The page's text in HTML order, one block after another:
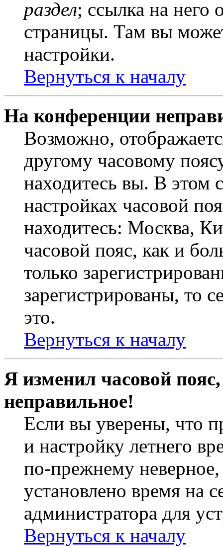
раздел; ссылка на него
страницы. Там вы
настройки.
Вернуться к началу
На конференции
Возможно,
другому часовому
находитесь вы. В этом
настройках часовой
находитесь: Москва,
часовой пояс, как и
только
зарегистрированы, то
это.
Вернуться к началу
Я изменил часовой
неправильное!
Если вы уверены, что
и настройку летнего
по-прежнему неверное,
установлено время на
администратора для
Вернуться к началу